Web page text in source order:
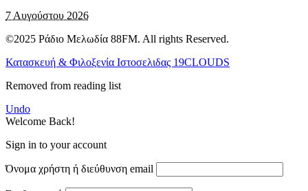
7 Αυγούστου 2026
©2025 Ράδιο Μελωδία 88FM. All rights Reserved.
Κατασκευή & Φιλοξενία Ιστοσελιδας 19CLOUDS
Removed from reading list
Undo
Welcome Back!
Sign in to your account
Όνομα χρήστη ή διεύθυνση email